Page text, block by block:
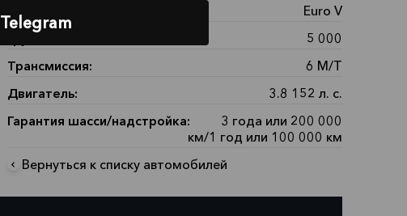
Экологический класс:
Euro V
5 000
Трансмиссия:
6 М/Т
Двигатель:
3.8 152 л. с.
Гарантия шасси/надстройка:
3 года или 200 000
км/1 год или 100 000 км
Вернуться к списку автомобилей
Telegram